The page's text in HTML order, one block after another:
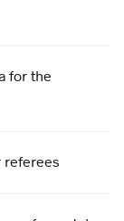
for the
referees